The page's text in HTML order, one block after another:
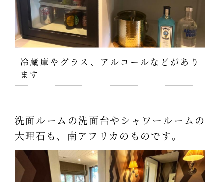
冷蔵庫やグラス、アルコールなどがあり
ます
洗面ルームの洗面台やシャワールームの
大理石も、南アフリカのものです。